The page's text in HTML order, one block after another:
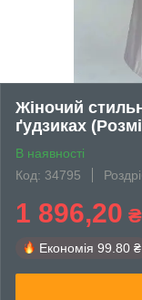
Жіночий
ґудзиках
В наявності
Код: 34795
1 896,20 ₴
Економія 99.80 ₴